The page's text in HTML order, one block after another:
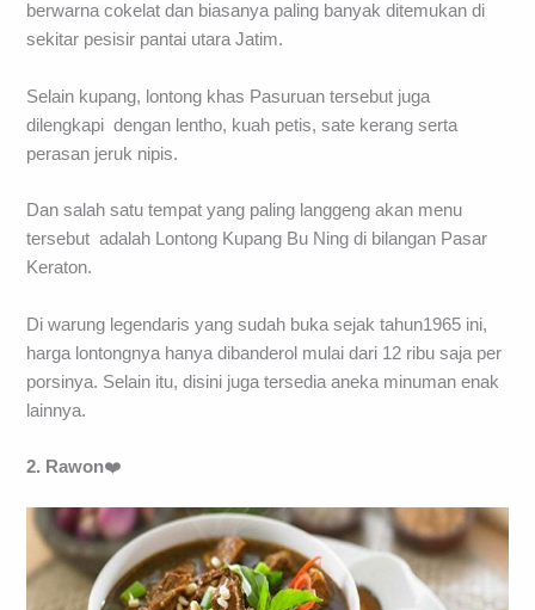
berwarna cokelat dan biasanya paling banyak ditemukan di
sekitar pesisir pantai utara Jatim.
Selain kupang, lontong khas Pasuruan tersebut juga
dilengkapi dengan lentho, kuah petis, sate kerang serta
perasan jeruk nipis.
Dan salah satu tempat yang paling langgeng akan menu
tersebut adalah Lontong Kupang Bu Ning di bilangan Pasar
Keraton.
Di warung legendaris yang sudah buka sejak tahun1965 ini,
harga lontongnya hanya dibanderol mulai dari 12 ribu saja per
porsinya. Selain itu, disini juga tersedia aneka minuman enak
lainnya.
2. Rawon❤️